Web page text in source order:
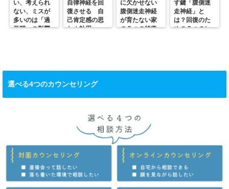
い、考えられ
ない、ミスが
多いのは「過
覚醒」の影響
自律神経を回
復させる 自
己肯定感の思
わぬ効用
に欠かせない
腹側迷走神経
が育たない家
の５つの特徴
す鍵「腹側迷
走神経」と
は？回復のた
めの５つのヒ
選べる4つのカウンセリング